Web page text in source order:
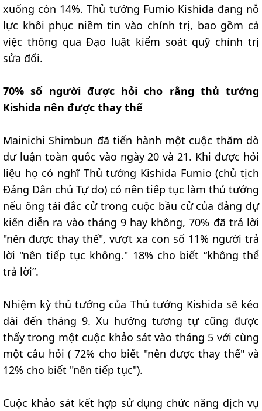
xuống còn 14%. Thủ tướng Fumio Kishida đang nỗ
lực khôi phục niềm tin vào chính trị, bao gồm cả
việc thông qua Đạo luật kiểm soát quỹ chính trị
sửa đổi.
70% số người được hỏi cho rằng thủ tướng
Kishida nên được thay thế
Mainichi Shimbun đã tiến hành một cuộc thăm dò
dư luận toàn quốc vào ngày 20 và 21. Khi được hỏi
liệu họ có nghĩ Thủ tướng Kishida Fumio (chủ tịch
Đảng Dân chủ Tự do) có nên tiếp tục làm thủ tướng
nếu ông tái đắc cử trong cuộc bầu cử của đảng dự
kiến diễn ra vào tháng 9 hay không, 70% đã trả lời
"nên được thay thế", vượt xa con số 11% người trả
lời "nên tiếp tục không." 18% cho biết “không thể
trả lời”.
Nhiệm kỳ thủ tướng của Thủ tướng Kishida sẽ kéo
dài đến tháng 9. Xu hướng tương tự cũng được
thấy trong một cuộc khảo sát vào tháng 5 với cùng
một câu hỏi ( 72% cho biết "nên được thay thế" và
12% cho biết "nên tiếp tục").
Cuộc khảo sát kết hợp sử dụng chức năng dịch vụ